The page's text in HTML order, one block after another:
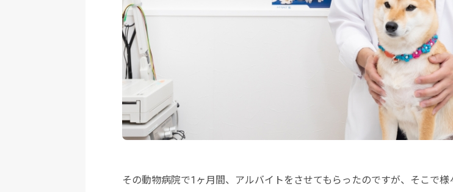
その動物病院で1ヶ月間、アルバイトをさせてもらったのですが、そこで